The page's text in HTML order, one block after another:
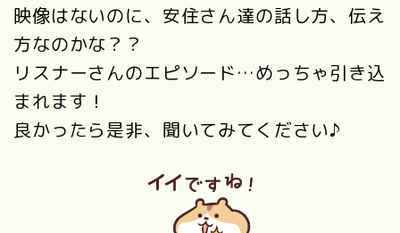
映像はないのに、安住さん達の話し方、伝え
方なのかな？？
リスナーさんのエピソード…めっちゃ引き込
まれます！
良かったら是非、聞いてみてください♪